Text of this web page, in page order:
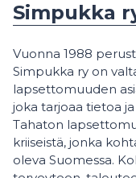
Simpukka
Vuonna 1988
Simpukka ry on
lapsettomuuden
joka tarjoaa tietoa
Tahaton
kriiseistä, jonka
oleva Suomessa.